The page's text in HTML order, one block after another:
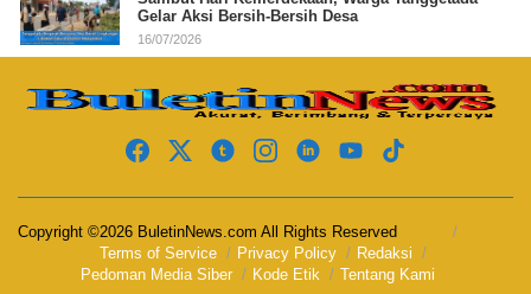
Gelar Aksi Bersih-Bersih Desa
16/07/2026
Copyright ©2026 BuletinNews.com All Rights Reserved
Terms of Service
Privacy Policy
Redaksi
Pedoman Media Siber
Kode Etik Tentang Kami